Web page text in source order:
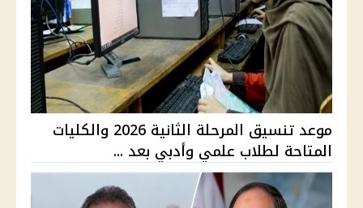
موعد تنسيق المرحلة الثانية 2026 والكليات
المتاحة لطلاب علمي وأدبي بعد ...